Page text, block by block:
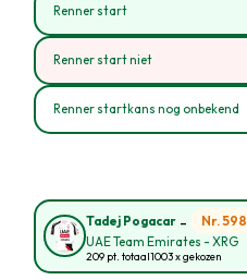
Renner start
Renner start niet
Renner startkans nog onbekend
Tadej Pogacar - Nr. 598
UAE Team Emirates - XRG
209 pt. totaal1003 x gekozen